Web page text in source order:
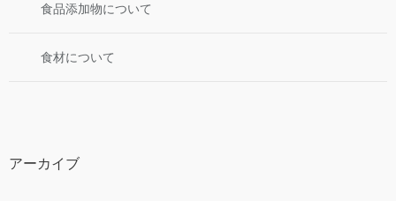
食品添加物について
食材について
アーカイブ